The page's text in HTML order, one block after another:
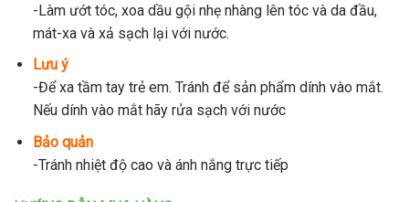
-Làm ướt tóc, xoa dầu gội nhẹ nhàng lên tóc và da đầu,
mát-xa và xả sạch lại với nước.
Lưu ý
-Để xa tầm tay trẻ em. Tránh để sản phẩm dính vào mắt.
Nếu dính vào mắt hãy rửa sạch với nước
Bảo quản
-Tránh nhiệt độ cao và ánh nắng trực tiếp